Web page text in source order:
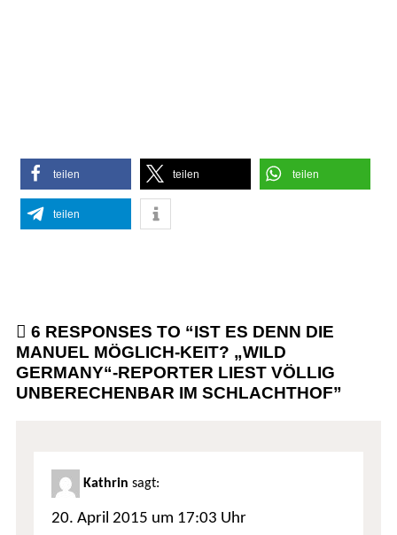
teilen teilen teilen
teilen
6 RESPONSES TO “IST ES DENN DIE
MANUEL MÖGLICH-KEIT? „WILD
GERMANY“-REPORTER LIEST VÖLLIG
UNBERECHENBAR IM SCHLACHTHOF”
Kathrin sagt:
20. April 2015 um 17:03 Uhr